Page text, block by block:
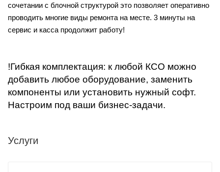
сочетании с блочной структурой это позволяет оперативно
проводить многие виды ремонта на месте. 3 минуты на
сервис и касса продолжит работу!
!Гибкая комплектация: к любой КСО можно
добавить любое оборудование, заменить
компоненты или установить нужный софт.
Настроим под ваши бизнес-задачи.
Услуги